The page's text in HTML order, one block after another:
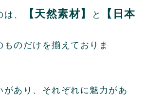
、 【天然素材】 と
【日本
のだけを揃えておりま
があり、それぞれに魅力があ